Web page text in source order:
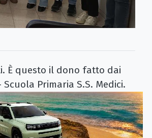
È questo il dono fatto dai
Primaria S.S. Medici.